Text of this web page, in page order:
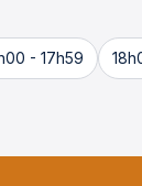
- 17h59